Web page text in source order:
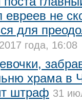
евреев не
для
года, 16:08
храма в
штраф 31